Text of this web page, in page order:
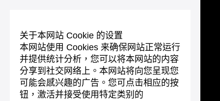
关于本网站 Cookie 的设置
本网站使用 Cookies 来确保网站正常运行
并提供统计分析，您可以将本网站的内容
分享到社交网络上。本网站将向您呈现您
可能会感兴趣的广告。您可点击相应的按
钮，激活并接受使用特定类别的